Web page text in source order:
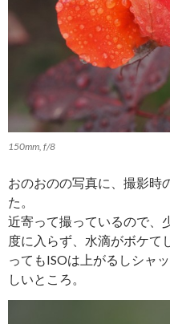
150mm, f/8
おのおのの写真に、撮影時
た。
近寄って撮っているので、
度に入らず、水滴がボケて
ってもISOは上がるしシャ
しいところ。